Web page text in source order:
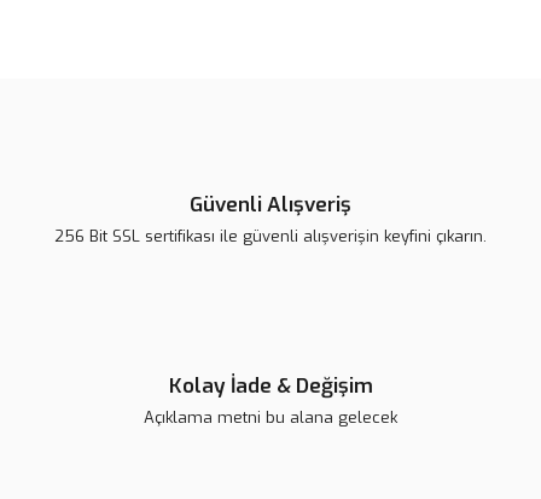
Güvenli Alışveriş
256 Bit SSL sertifikası ile güvenli alışverişin keyfini çıkarın.
Kolay İade & Değişim
Açıklama metni bu alana gelecek